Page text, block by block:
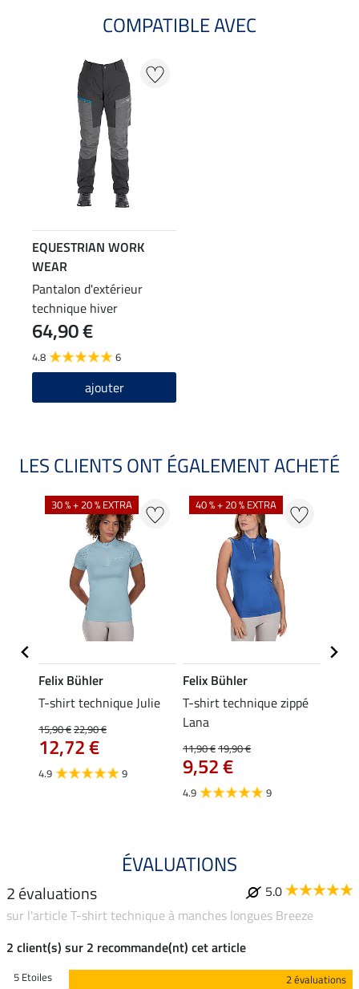
COMPATIBLE AVEC
EQUESTRIAN WORK
WEAR
Pantalon d'extérieur
technique hiver
64,90 €
4.8 6
ajouter
LES CLIENTS ONT ÉGALEMENT ACHETÉ
30 % + 20 % EXTRA
Felix Bühler
T-shirt technique Julie
15,90 €22,90 €
12,72 €
4.9 9
40 % + 20 % EXTRA
Felix Bühler
T-shirt technique zippé
Lana
11,90 €19,90 €
9,52 €
4.9 9
ÉVALUATIONS
2 évaluations
5.0
sur l'article T-shirt technique à manches longues Breeze
2 client(s) sur 2 recommande(nt) cet article
5 Etoiles
2 évaluations